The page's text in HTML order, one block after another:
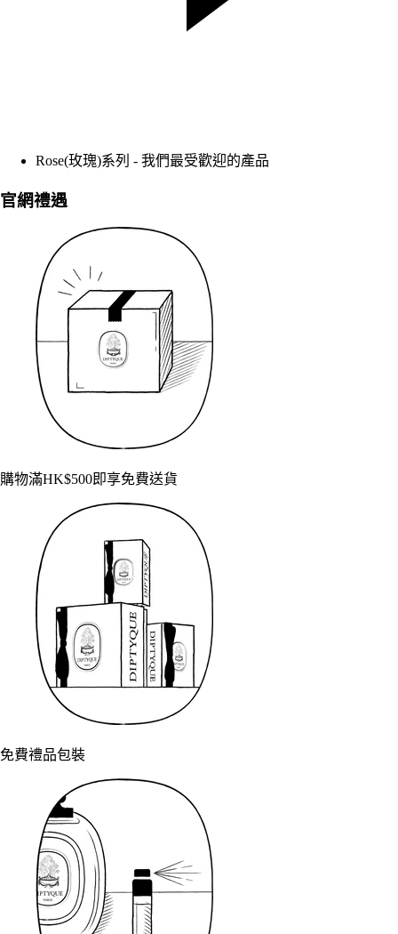
Rose(玫瑰)系列 - 我們最受歡迎的產品
官網禮遇
購物滿HK$500即享免費送貨
免費禮品包裝